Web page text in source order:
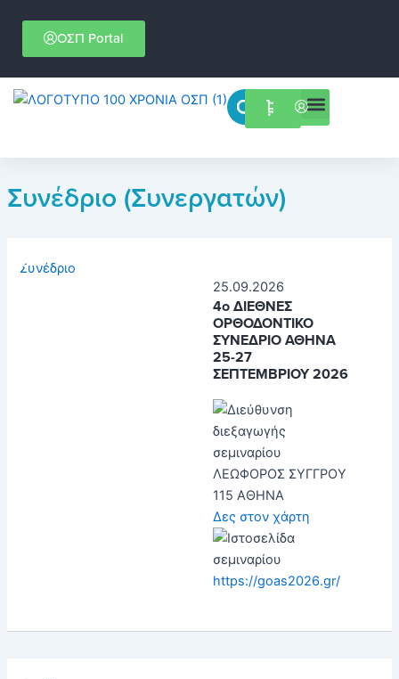
περιεχόμενο
ΟΣΠ Portal
Menu
Συνέδριο (Συνεργατών)
Συνέδριο
25.09.2026
4ο ΔΙΕΘΝΕΣ
ΟΡΘΟΔΟΝΤΙΚΟ
ΣΥΝΕΔΡΙΟ ΑΘΗΝΑ
25-27
ΣΕΠΤΕΜΒΡΙΟΥ 2026
ΛΕΩΦΟΡΟΣ ΣΥΓΓΡΟΥ
115 ΑΘΗΝΑ
Δες στον χάρτη
https://goas2026.gr/